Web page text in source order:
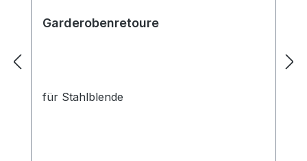
Garderobenretoure
für Stahlblende